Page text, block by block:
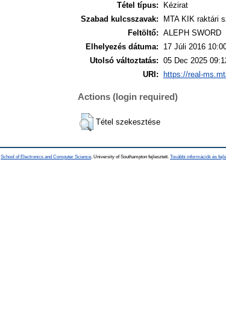
Tétel típus:
Kézirat
Szabad kulcsszavak:
MTA KIK raktári
Feltöltő: ALEPH SWORD
Elhelyezés dátuma:
17 Júli 2016
Utolsó változtatás: 05 Dec 2025
URI:
https://real-
Actions (login required)
Tétel szekesztése
School of Electronics and Computer Science , University of Southampton fejlesztett. További információk és